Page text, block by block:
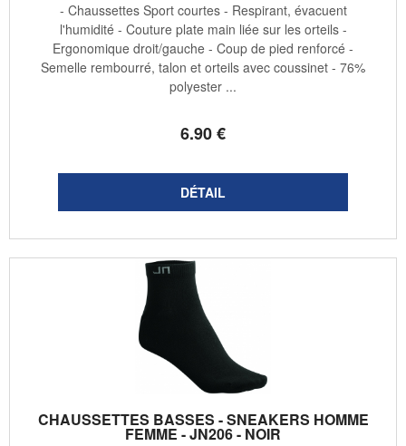
6.90€
- Chaussettes Sport courtes - Respirant, évacuent
l'humidité - Couture plate main liée sur les orteils -
Ergonomique droit/gauche - Coup de pied renforcé -
Semelle rembourré, talon et orteils avec coussinet - 76%
polyester ...
CHAUSSETTES BASSES - SNEAKERS HOMME
FEMME - JN206 - NOIR